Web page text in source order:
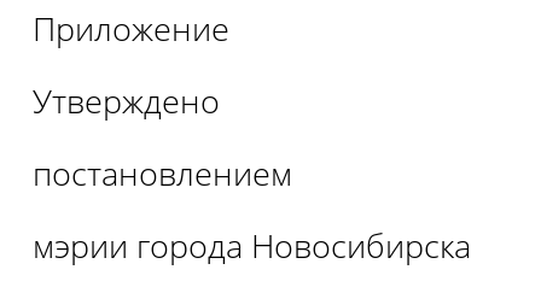
Приложение
Утверждено
постановлением
мэрии города Новосибирска